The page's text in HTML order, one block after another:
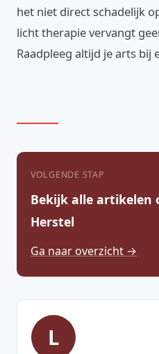
het niet direct schadelijk
licht therapie vervangt
Raadpleeg altijd je arts bij
VOLGENDE STAP
Bekijk alle artikelen
Herstel
Ga naar overzicht →
L